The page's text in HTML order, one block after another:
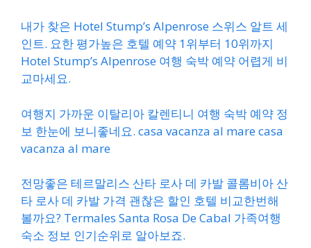
내가 찾은 Hotel Stump’s Alpenrose 스위스 알트 세
인트. 요한 평가높은 호텔 예약 1위부터 10위까지
Hotel Stump’s Alpenrose 여행 숙박 예약 어렵게 비
교마세요.
여행지 가까운 이탈리아 칼렌티니 여행 숙박 예약 정
보 한눈에 보니좋네요. casa vacanza al mare casa
vacanza al mare
전망좋은 테르말리스 산타 로사 데 카발 콜롬비아 산
타 로사 데 카발 가격 괜찮은 할인 호텔 비교한번해
볼까요? Termales Santa Rosa De Cabal 가족여행
숙소 정보 인기순위로 알아보죠.